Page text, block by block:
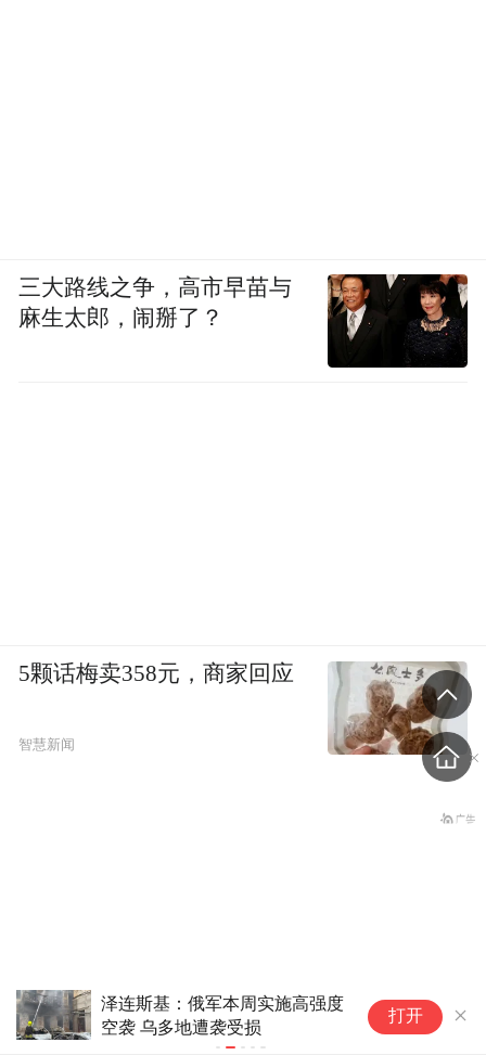
泽连斯基：俄军本周实施高强度
空袭 乌多地遭袭受损
无人机威胁
打开
三大路线之争，高市早苗与
麻生太郎，闹掰了？
5颗话梅卖358元，商家回应
智慧新闻